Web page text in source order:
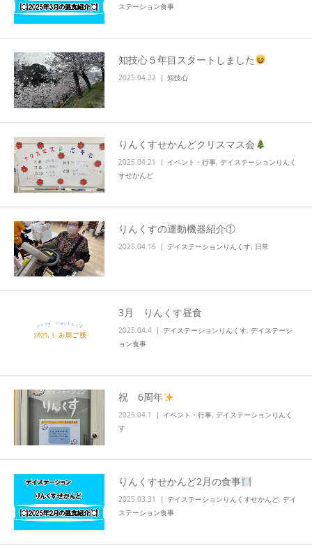
ステーション食事
知技心５年目スタートしました
2025.04.22 知技心
りんくすせかんどクリスマス会
2025.04.21 イベント・行事, デイステーションりんく
すせかんど
りんくすの運動機器紹介①
2025.04.16 デイステーションりんくす, 日常
3月 りんくす昼食
2025.04.4 デイステーションりんくす, デイステーシ
ョン食事
祝 6周年
2025.04.1 イベント・行事, デイステーションりんく
す
りんくすせかんど2月の食事
2025.03.31 デイステーションりんくすせかんど, デイ
ステーション食事